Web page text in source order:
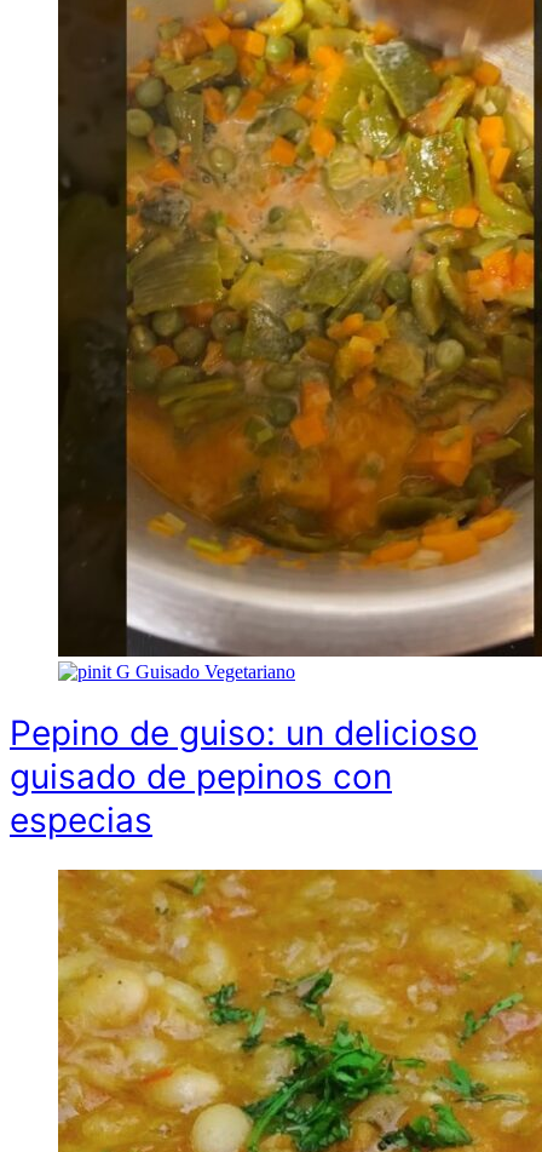
G Guisado Vegetariano
Pepino de guiso: un delicioso
guisado de pepinos con
especias